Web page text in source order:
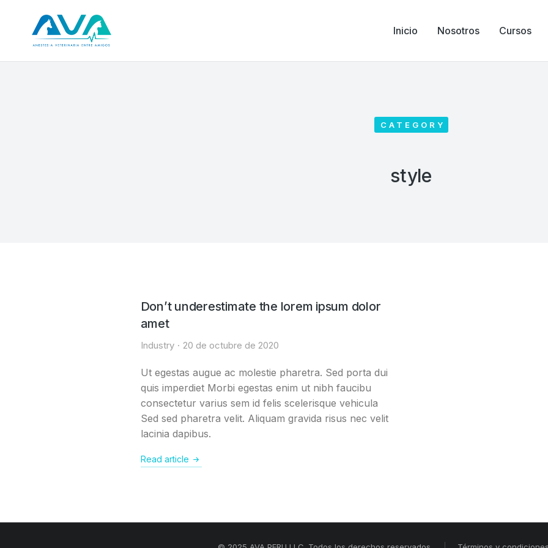
Inicio Nosotros Cursos
CATEGORY
style
Don’t underestimate the lorem ipsum dolor
amet
Industry 20 de octubre de 2020
Ut egestas augue ac molestie pharetra. Sed porta dui
quis imperdiet Morbi egestas enim ut nibh faucibu
consectetur varius sem id felis scelerisque vehicula
Sed sed pharetra velit. Aliquam gravida risus nec velit
lacinia dapibus.
Read article